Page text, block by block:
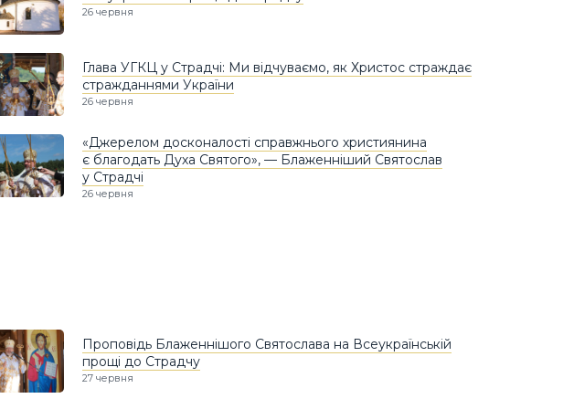
26 червня
Глава УГКЦ у Страдчі: Ми відчуваємо, як Христос страждає
стражданнями України
26 червня
«Джерелом досконалості справжнього християнина
є благодать Духа Святого», — Блаженніший Святослав
у Страдчі
26 червня
Проповідь Блаженнішого Святослава на Всеукраїнській
прощі до Страдчу
27 червня